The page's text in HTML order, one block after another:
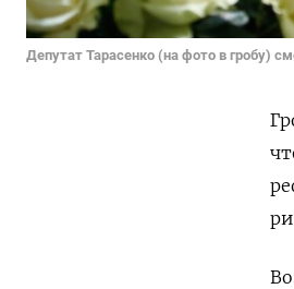
Депутат Тарасенко (на фото в гробу)